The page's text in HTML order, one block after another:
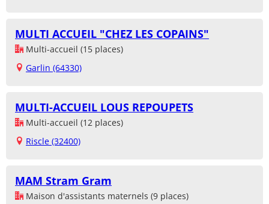
MULTI ACCUEIL "CHEZ LES COPAINS"
Multi-accueil (15 places)
Garlin (64330)
MULTI-ACCUEIL LOUS REPOUPETS
Multi-accueil (12 places)
Riscle (32400)
MAM Stram Gram
Maison d'assistants maternels (9 places)